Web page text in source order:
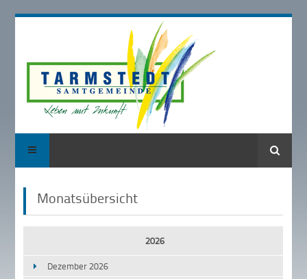
Suche
Monatsübersicht
2026
Dezember 2026